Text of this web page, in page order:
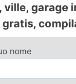
garage
nome